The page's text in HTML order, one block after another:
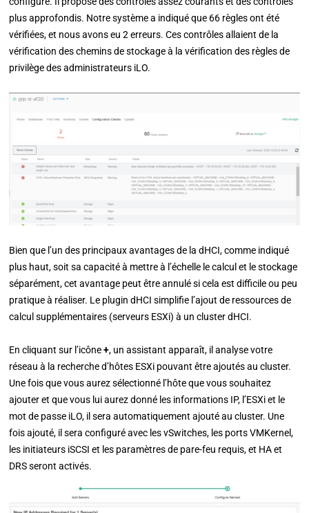
plus approfondis. Notre système a indiqué que 66 règles ont été
vérifiées, et nous avons eu 2 erreurs. Ces contrôles allaient de la
vérification des chemins de stockage à la vérification des règles de
privilège des administrateurs iLO.
Bien que l’un des principaux avantages de la dHCI, comme indiqué
plus haut, soit sa capacité à mettre à l’échelle le calcul et le stockage
séparément, cet avantage peut être annulé si cela est difficile ou peu
pratique à réaliser. Le plugin dHCI simplifie l’ajout de ressources de
calcul supplémentaires (serveurs ESXi) à un cluster dHCI.
En cliquant sur l’icône+, un assistant apparaît, il analyse votre
réseau à la recherche d’hôtes ESXi pouvant être ajoutés au cluster.
Une fois que vous aurez sélectionné l’hôte que vous souhaitez
ajouter et que vous lui aurez donné les informations IP, l’ESXi et le
mot de passe iLO, il sera automatiquement ajouté au cluster. Une
fois ajouté, il sera configuré avec les vSwitches, les ports VMKernel,
les initiateurs iSCSI et les paramètres de pare-feu requis, et HA et
DRS seront activés.